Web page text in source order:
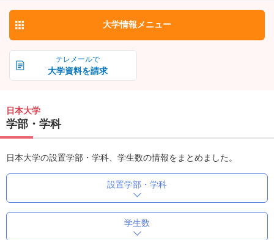
テレメールで
大学資料を請求
大学情報 メニュー
日本大学
学部・学科
日本大学の設置学部・学科、学生数の情報をまとめました。
設置学部・学科
学生数